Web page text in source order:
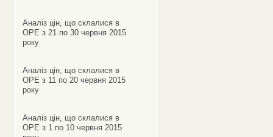
Аналіз цін, що склалися в
ОРЕ з 21 по 30 червня 2015
року
Аналіз цін, що склалися в
ОРЕ з 11 по 20 червня 2015
року
Аналіз цін, що склалися в
ОРЕ з 1 по 10 червня 2015